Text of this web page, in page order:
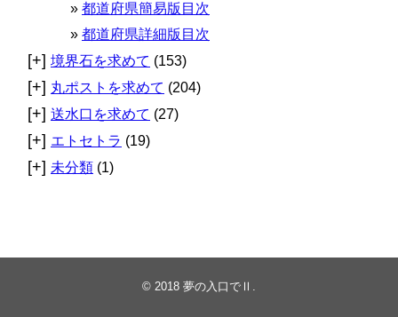
都道府県簡易版目次
都道府県詳細版目次
[+] 境界石を求めて (153)
[+] 丸ポストを求めて (204)
[+] 送水口を求めて (27)
[+] エトセトラ (19)
[+] 未分類 (1)
© 2018 夢の入口でⅡ .